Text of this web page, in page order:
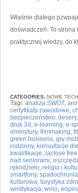
Właśnie dlatego
doświadczeń. To
praktycznej wiedzy, do
CATEGORIES: NOWE
Tagi: analiza SWOT,
certyfikaty zawodowe,
bezpieczeństwo, desery,
druk 3d , e-learning, e-
emerytury, filmmaking,
green business, gry
rodzinny, konsultacje
kwalifikacje, lactose free
nad seniorami,
rękodzieło, religia i
smartfony,
kulturowa, turystyka
windykacja, wino,